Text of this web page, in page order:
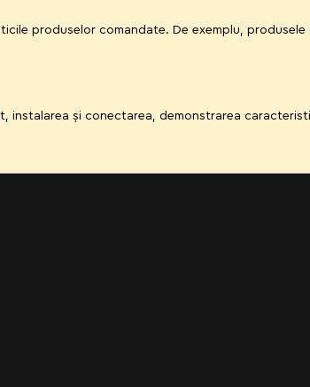
produselor comandate. De exemplu, produsele
instalarea și conectarea, demonstrarea